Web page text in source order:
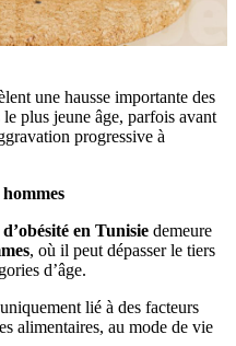
une hausse importante des
le plus jeune âge, parfois avant
progressive à
en Tunisie demeure
, où il peut dépasser le tiers
d’âge.
lié à des facteurs
alimentaires, au mode de vie